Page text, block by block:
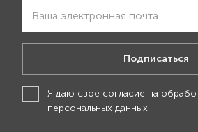
Подписаться
Я даю своё согласие на
персональных данных